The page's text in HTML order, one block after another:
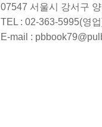
07547 서울시 강서구
TEL : 02-363-5995(영
E-mail :